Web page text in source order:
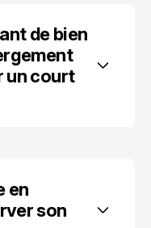
de bien
un court
en
son